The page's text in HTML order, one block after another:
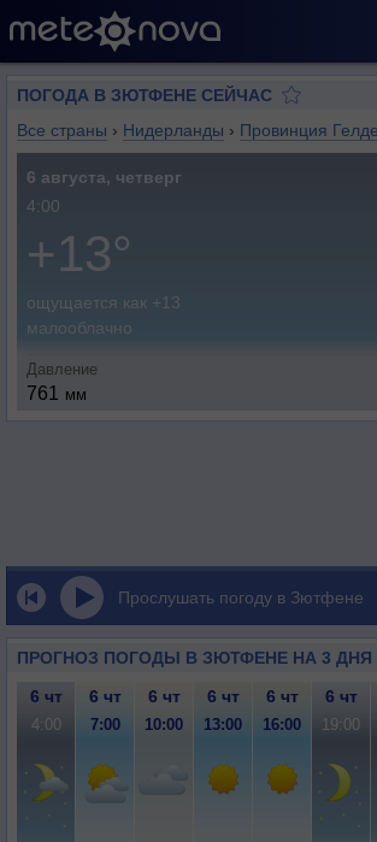
ПОГОДА В ЗЮТФЕНЕ СЕЙЧАС
Все страны › Нидерланды › Провинция
6 августа, четверг
4:00
+13°
ощущается как +13
малооблачно
Давление
761 мм
Прослушать погоду в Зютфене
ПРОГНОЗ ПОГОДЫ В ЗЮТФЕНЕ НА 3 ДНЯ
6 чт 6 чт 6 чт 6 чт 6 чт 6 чт
4:00 7:00 10:00 13:00 16:00 19:00